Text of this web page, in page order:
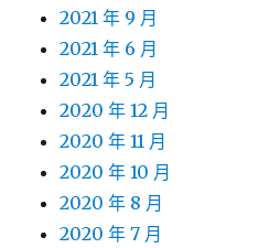
2021 年 9 月
2021 年 6 月
2021 年 5 月
2020 年 12 月
2020 年 11 月
2020 年 10 月
2020 年 8 月
2020 年 7 月